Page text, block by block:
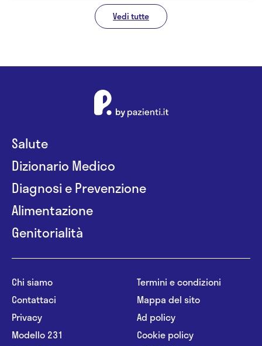
Vedi tutte
Salute
Dizionario Medico
Diagnosi e Prevenzione
Alimentazione
Genitorialità
Chi siamo
Contattaci
Privacy
Modello 231
Termini e condizioni
Mappa del sito
Ad policy
Cookie policy